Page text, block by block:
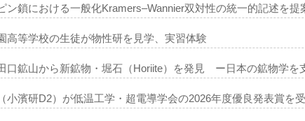
ン鎖における一般化Kramers–Wannier双対性の統一的記述を提
高等学校の生徒が物性研を見学、実習体験
口鉱山から新鉱物・堀石（Horiite）を発見 ー日本の鉱物学を
小濱研D2）が低温工学・超電導学会の2026年度優良発表賞を